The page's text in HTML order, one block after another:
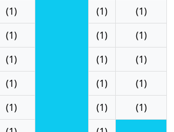
(1) (1)
(1)
(1) (1)
(1)
(1) (1)
(1)
(1) (1)
(1)
(1) (1)
(1)